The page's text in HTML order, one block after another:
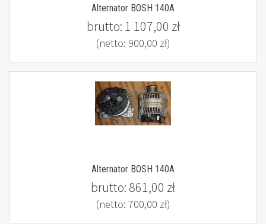
Alternator BOSH 140A
brutto: 1 107,00 zł
(netto: 900,00 zł)
Alternator BOSH 140A
brutto: 861,00 zł
(netto: 700,00 zł)